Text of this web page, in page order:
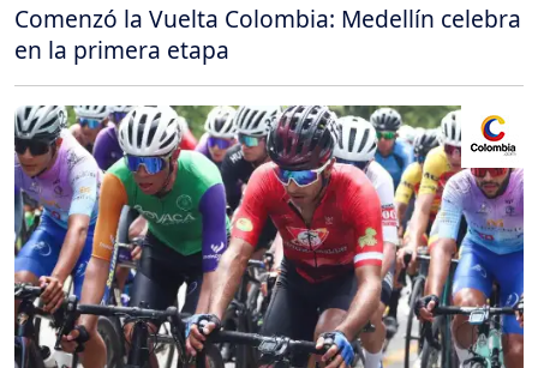
Comenzó la Vuelta Colombia: Medellín celebra
en la primera etapa